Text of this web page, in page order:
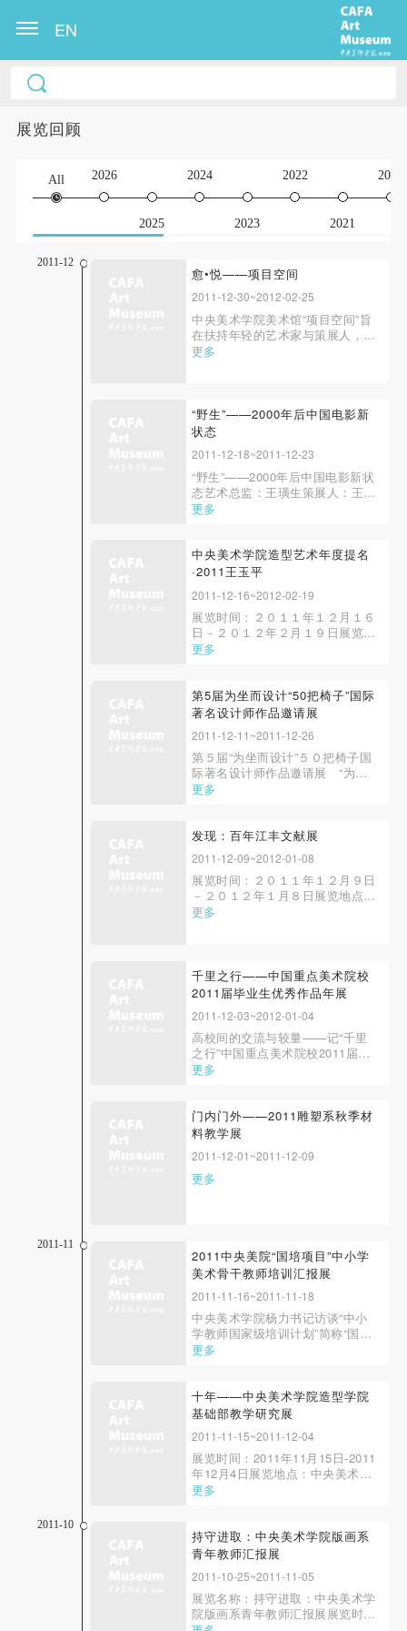
EN
展览回顾
All 2026
2025
2024
2023
2022
2021
2020
2011-12
愈•悦——项目空间
2011-12-30~2012-02-25
中央美术学院美术馆“项目空间”旨
在扶持年轻的艺术家与策展人，将
学院教学延伸到实践之中，这也是
的“项目空间”位于美术馆二层半展
厅，为三个连续分布的展示空间，
总面积约85平...
更多
“野生”——2000年后中国电影新
状态
2011-12-18~2011-12-23
“野生”——2000年后中国电影新状
态艺术总监：王璜生策展人：王小
鲁、蔡萌主办：《电影现场》编辑
划 联席举办： 北京大学、青元素
视频支持：爱奇艺媒体支持：中国
代、新华社、...
更多
中央美术学院造型艺术年度提名
·2011王玉平
2011-12-16~2012-02-19
展览时间：２０１１年１２月１６
日－２０１２年２月１９日展览地
点：中央美术学院美术馆 ３Ａ、
学院 中央美术学院美术馆
展览支持：云南昆明元盛文化产权
交易所 策展人：余丁白塔寺
走张自忠路、...
更多
第5届为坐而设计“50把椅子”国际
著名设计师作品邀请展
2011-12-11~2011-12-26
第５届“为坐而设计”５０把椅子国
际著名设计师作品邀请展 “为坐
而设计”是中央美术学院主办，由
设计实物赛展活动之一。从２００
举办了４届。 从第３届开始除了
大赛又增加“...
更多
发现：百年江丰文献展
2011-12-09~2012-01-08
展览时间：２０１１年１２月９日
－２０１２年１月８日展览地点：
中央美术学院美术馆 ２Ｂ展厅主
中国美术馆协办单位：吴作人国际
美术基金会、北京鲁迅博物馆、北
京匡时国际...
更多
千里之行——中国重点美术院校
2011届毕业生优秀作品年展
2011-12-03~2012-01-04
高校间的交流与较量——记“千里
之行”中国重点美术院校2011届毕
业生优秀作品展第二届“千里之行
中，于2011年12月3日上午10时，
在天津美术学院美术馆隆重开幕
了。开幕式由天津美术学院副院长
于世宏主持，教育部高教司...
更多
门内门外——2011雕塑系秋季材
料教学展
2011-12-01~2011-12-09
更多
2011-11
2011中央美院“国培项目”中小学
美术骨干教师培训汇报展
2011-11-16~2011-11-18
中央美术学院杨力书记访谈“中小
学教师国家级培训计划”简称“国培
计划”，是教育部、财政部于2010
要举措。中央美术学院作为著名的
高等美术学府，积极参与了“国培
几个月的准备、...
更多
十年——中央美术学院造型学院
基础部教学研究展
2011-11-15~2011-12-04
展览时间：2011年11月15日-2011
年12月4日展览地点：中央美术学
院美术馆 2A、2B、3B展厅从
教学以来，基础部教学已经走过了
十年的历程。在低年级阶段实行统
于学科拓展和规模扩大...
更多
2011-10
持守进取：中央美术学院版画系
青年教师汇报展
2011-10-25~2011-11-05
展览名称：持守进取：中央美术学
院版画系青年教师汇报展展览时
发送验证码
手机号码将作为您的登录账号
登录
可使用雅昌艺术网会员账户登录